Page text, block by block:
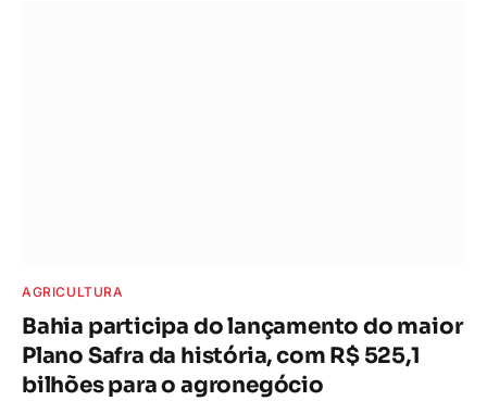
AGRICULTURA
Bahia participa do lançamento do maior
Plano Safra da história, com R$ 525,1
bilhões para o agronegócio